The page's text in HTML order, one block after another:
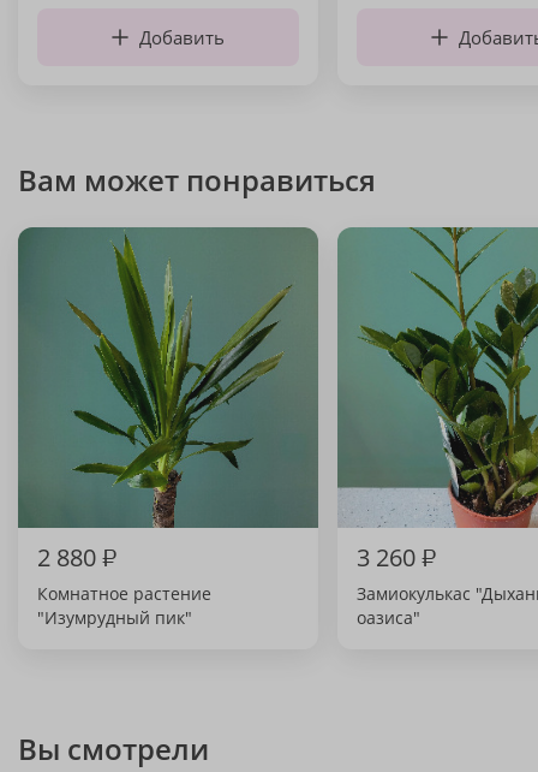
Добавить
Вам может понравиться
2 880₽
Комнатное растение
"Изумрудный пик"
3 260₽
Замиокулькас
оазиса"
Вы смотрели